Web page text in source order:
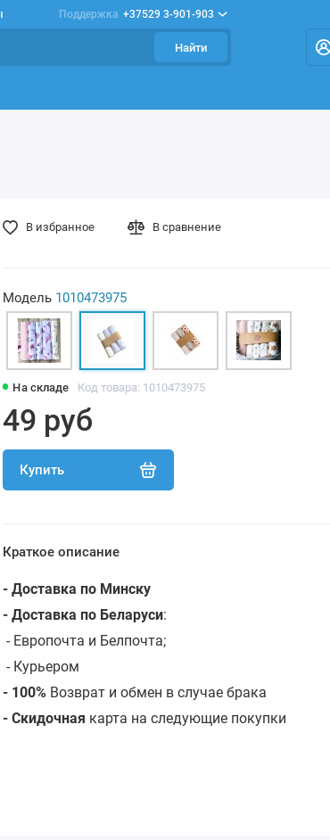
Поддержка +37529 3-901-903
Найти
На складе Код товара: 1010473975
49 руб
Купить
В избранное В сравнение
Модель 1010473975
Краткое описание
- Доставка по Минску
- Доставка по Беларуси:
- Европочта и Белпочта;
- Курьером
- 100% Возврат и обмен в случае брака
- Скидочная карта на следующие покупки